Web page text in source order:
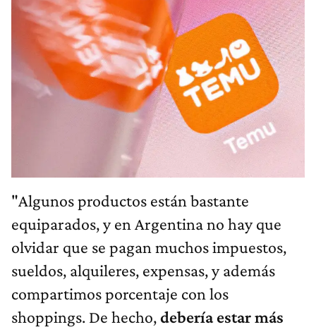
"Algunos productos están bastante
equiparados, y en Argentina no hay que
olvidar que se pagan muchos impuestos,
sueldos, alquileres, expensas, y además
compartimos porcentaje con los
shoppings. De hecho,debería estar más